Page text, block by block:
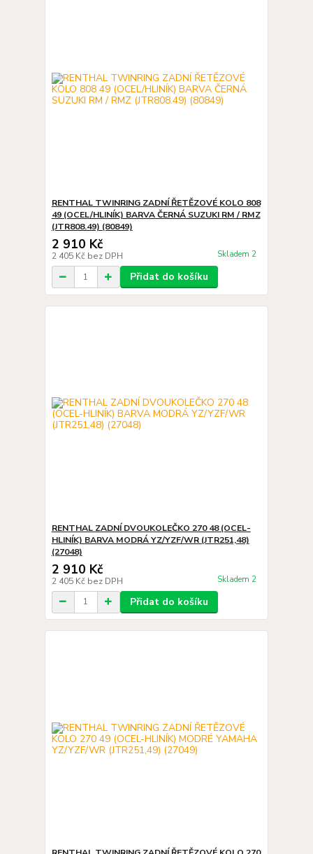
RENTHAL TWINRING ZADNÍ ŘETĚZOVÉ KOLO 808
49 (OCEL/HLINÍK) BARVA ČERNÁ SUZUKI RM / RMZ
(JTR808.49) (80849)
2 910 Kč
2 405 Kč bez DPH Skladem 2
Přidat do košíku
RENTHAL ZADNÍ DVOUKOLEČKO 270 48 (OCEL-
HLINÍK) BARVA MODRÁ YZ/YZF/WR (JTR251,48)
(27048)
2 910 Kč
2 405 Kč bez DPH Skladem 2
Přidat do košíku